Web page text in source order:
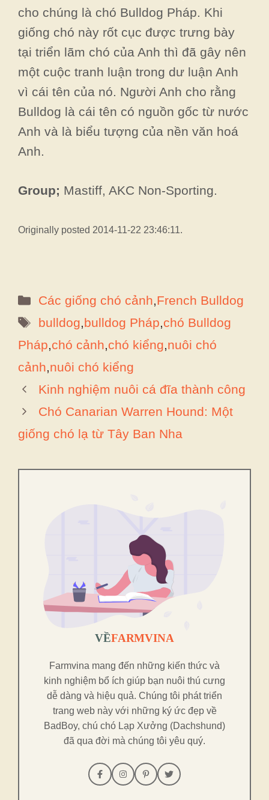
cho chúng là chó Bulldog Pháp. Khi
giống chó này rốt cục được trưng bày
tại triển lãm chó của Anh thì đã gây nên
một cuộc tranh luận trong dư luận Anh
vì cái tên của nó. Người Anh cho rằng
Bulldog là cái tên có nguồn gốc từ nước
Anh và là biểu tượng của nền văn hoá
Anh.
Group; Mastiff, AKC Non-Sporting.
Originally posted 2014-11-22 23:46:11.
Danh
mục
Các giống chó cảnh,French Bulldog
Thẻ
bulldog,bulldog Pháp,chó Bulldog
Pháp,chó cảnh,chó kiểng,nuôi chó
cảnh,nuôi chó kiểng
Kinh nghiệm nuôi cá đĩa thành công
Chó Canarian Warren Hound: Một
giống chó lạ từ Tây Ban Nha
VỀFARMVINA
Farmvina mang đến những kiến thức và
kinh nghiệm bổ ích giúp bạn nuôi thú cưng
dễ dàng và hiệu quả. Chúng tôi phát triển
trang web này với những ký ức đẹp về
BadBoy, chú chó Lạp Xưởng (Dachshund)
đã qua đời mà chúng tôi yêu quý.